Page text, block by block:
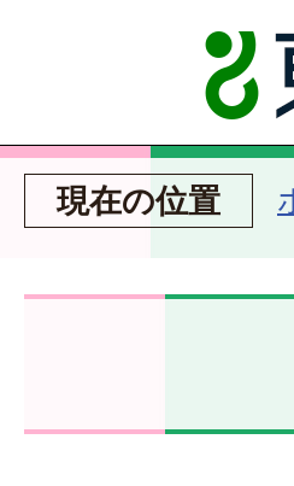
現在の位置